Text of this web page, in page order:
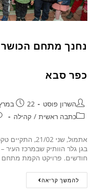
נחנך מתחם
כפר סבא
השרון פוסט
22 במרץ 2022
כתבה ראשית / קהילה
אתמול, שני
בגן גלר הוותיק שבמרכז
חודשים. פרויקט הקמת
להמשך קריאה